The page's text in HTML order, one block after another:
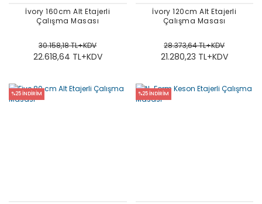
İvory 160cm Alt Etajerli
Çalışma Masası
30.158,18 TL+KDV
22.618,64 TL+KDV
İvory 120cm Alt Etajerli
Çalışma Masası
28.373,64 TL+KDV
21.280,23 TL+KDV
%25 İNDİRİM %25 İNDİRİM